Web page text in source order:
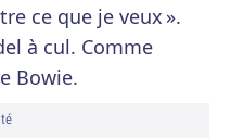
ce que je veux ».
à cul. Comme
Bowie.